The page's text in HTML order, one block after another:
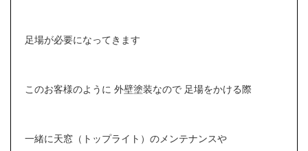
足場が必要になってきます
このお客様のように 外壁塗装なので 足場をかける際
一緒に天窓（トップライト）のメンテナンスや